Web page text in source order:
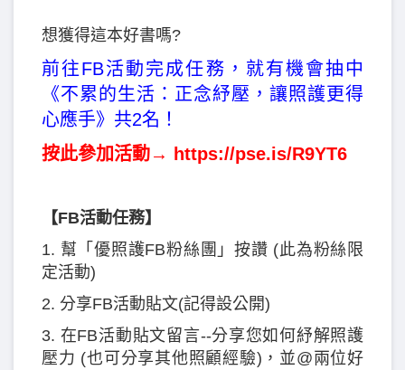
想獲得這本好書嗎?
前往FB活動完成任務，就有機會抽中
《不累的生活：正念紓壓，讓照護更得
心應手》共2名！
按此參加活動→
https://pse.is/R9YT6
【FB活動任務】
1. 幫「優照護FB粉絲團」按讚 (此為粉絲限
定活動)
2. 分享FB活動貼文(記得設公開)
3. 在FB活動貼文留言--分享您如何紓解照護
壓力 (也可分享其他照顧經驗)，並@兩位好